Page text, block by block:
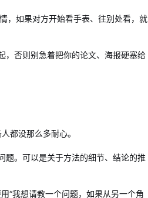
，如果对方开始看手表、往别处看，就
，否则别急着把你的论文、海报硬塞给
都没那么多耐心。
题。可以是关于方法的细节、结论的推
“我想请教一个问题，如果从另一个角